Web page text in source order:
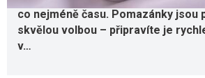
co nejméně času. Pomazánky jsou
skvělou volbou – připravíte je
v…